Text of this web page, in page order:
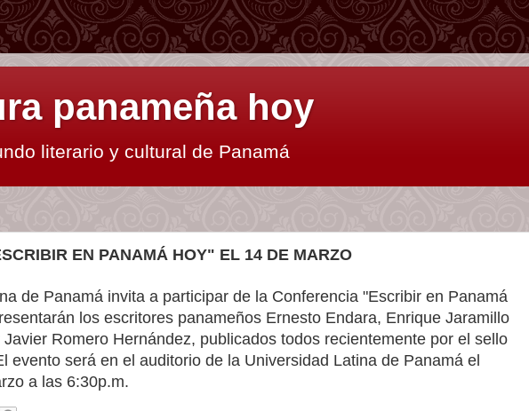
panameña hoy
literario y cultural de Panamá
EN PANAMÁ HOY" EL 14 DE MARZO
de Panamá invita a participar de la Conferencia "Escribir en Panamá
los escritores panameños Ernesto Endara, Enrique Jaramillo
Romero Hernández, publicados todos recientemente por el sello
evento será en el auditorio de la Universidad Latina de Panamá el
a las 6:30p.m.